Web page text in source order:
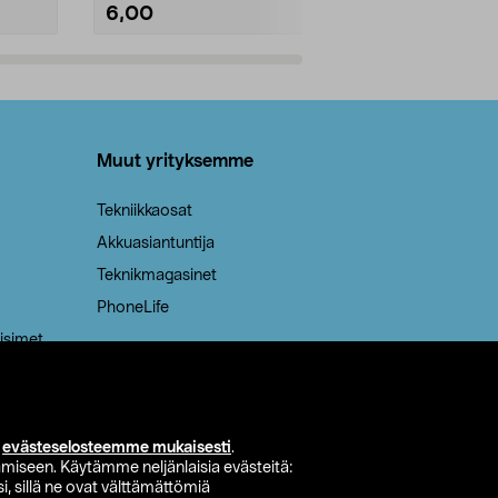
evästeselosteemme mukaisesti.
Käytämme neljänlaisia evästeitä:
sillä ne ovat välttämättömiä
6,00
Muut yrityksemme
Tekniikkaosat
Akkuasiantuntija
Teknikmagasinet
PhoneLife